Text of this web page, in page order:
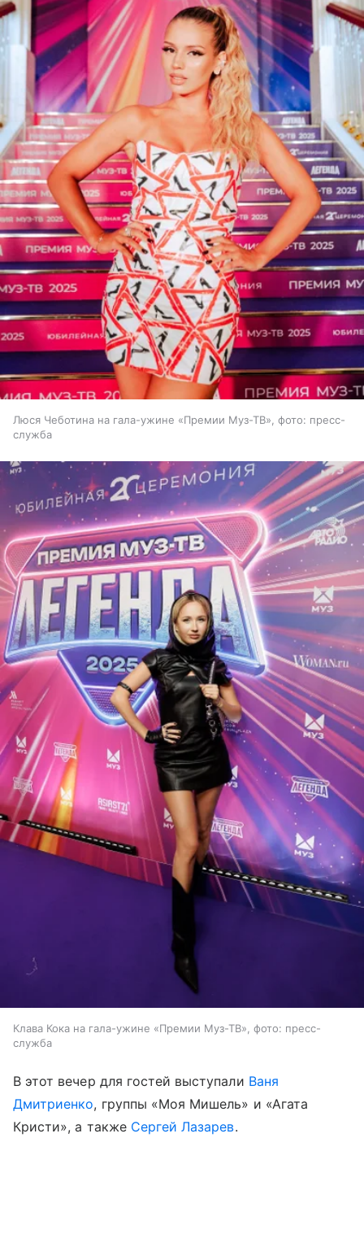
Люся Чеботина на гала-ужине «Премии Муз-ТВ», фото: пресс-
служба
Клава Кока на гала-ужине «Премии Муз-ТВ», фото: пресс-
служба
В этот вечер для гостей выступали Ваня
Дмитриенко, группы «Моя Мишель» и «Агата
Кристи», а также Сергей Лазарев.